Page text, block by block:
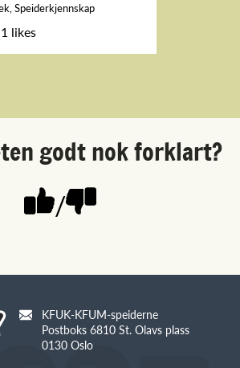
Speiderkjennskap
1 likes
godt nok forklart?
/
KFUK-KFUM-speiderne
Postboks 6810 St. Olavs plass
0130 Oslo